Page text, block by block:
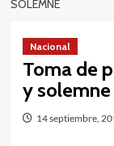
SOLEMNE
Nacional
Toma de
y solemne
14 septiembre,